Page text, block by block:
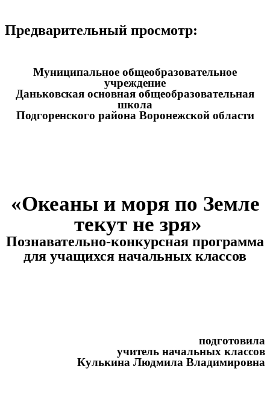
Предварительный просмотр:
Муниципальное общеобразовательное
учреждение
Даньковская основная общеобразовательная
школа
Подгоренского района Воронежской области
«Океаны и моря по Земле
текут не зря»
Познавательнo-конкурсная программа
для учащихся начальных классов
подготовила
учитель начальных классов
Кулькина Людмила Владимировна